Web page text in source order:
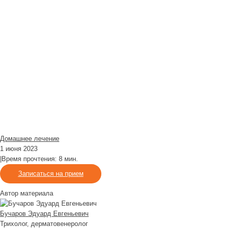
Домашнее лечение
1 июня 2023
Время прочтения: 8 мин.
Записаться на прием
Автор материала
Бучаров Эдуард Евгеньевич
Трихолог, дерматовенеролог